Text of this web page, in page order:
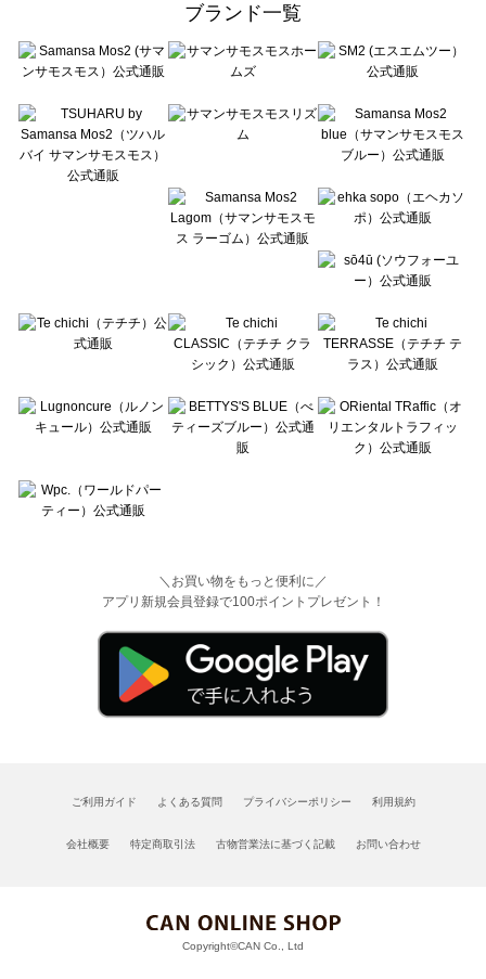
Te chichi（テチチ）の一覧
Te chichi CLASSIC（テチチ クラシック）の一覧
Lugnoncure（ルノンキュール）の一覧
BETTY'S BLUE（べティーズブルー）の一覧
Wpc.（ワールドパーティー）の一覧
ブランド一覧
＼お買い物をもっと便利に／
アプリ新規会員登録で100ポイントプレゼント！
ご利用ガイド よくある質問 プライバシーポリシー 利用規約
会社概要 特定商取引法 古物営業法に基づく記載 お問い合わせ
Copyright©CAN Co., Ltd